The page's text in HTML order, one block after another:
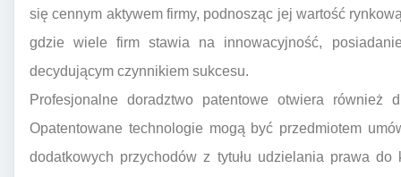
się cennym aktywem firmy, podnosząc jej wartość
gdzie wiele firm stawia na innowacyjność,
decydującym czynnikiem sukcesu.
Profesjonalne doradztwo patentowe otwiera również
Opatentowane technologie mogą być przedmiotem
dodatkowych przychodów z tytułu udzielania prawa